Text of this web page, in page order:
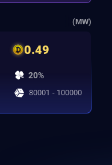
(MW)
0.49
20%
80001 - 100000